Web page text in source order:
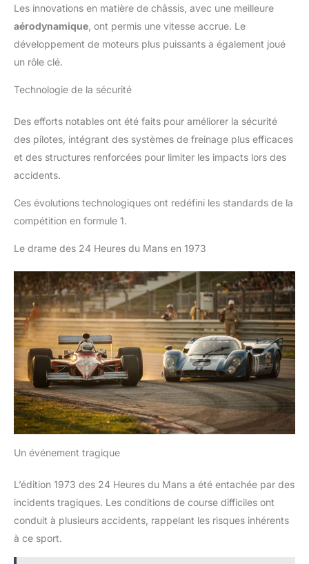
Les innovations en matière de châssis, avec une meilleure
aérodynamique , ont permis une vitesse accrue. Le
développement de moteurs plus puissants a également joué
un rôle clé.
Technologie de la sécurité
Des efforts notables ont été faits pour améliorer la sécurité
des pilotes, intégrant des systèmes de freinage plus efficaces
et des structures renforcées pour limiter les impacts lors des
accidents.
Ces évolutions technologiques ont redéfini les standards de la
compétition en formule 1.
Le drame des 24 Heures du Mans en 1973
Un événement tragique
L’édition 1973 des 24 Heures du Mans a été entachée par des
incidents tragiques. Les conditions de course difficiles ont
conduit à plusieurs accidents, rappelant les risques inhérents
à ce sport.